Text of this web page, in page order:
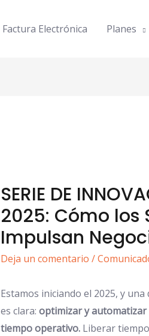
Factura Electrónica Planes
SERIE DE
2025: Cómo los
Impulsan
Deja un comentario /
Estamos iniciando el 2025, y
es clara: optimizar y automatizar
tiempo operativo.Liberar